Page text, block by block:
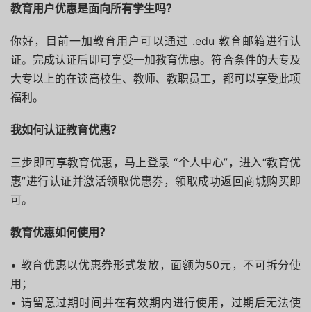
教育用户优惠是面向所有学生吗？
你好，目前一加教育用户可以通过 .edu 教育邮箱进行认
证。完成认证后即可享受一加教育优惠。符合条件的大专及
大专以上的在读高校生、教师、教职员工，都可以享受此项
福利。
我如何认证教育优惠？
三步即可享教育优惠，马上登录 “个人中心”，进入“教育优
惠”进行认证并激活领取优惠券，领取成功返回商城购买即
可。
教育优惠如何使用？
• 教育优惠以优惠券形式发放，面额为50元，不可拆分使
用；
• 请留意过期时间并在有效期内进行使用，过期后无法使